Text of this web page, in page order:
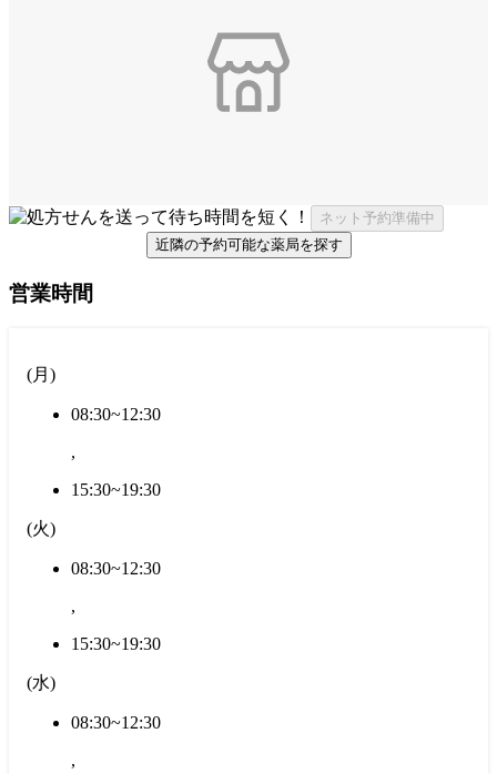
ネット予約準備中
近隣の予約可能な薬局を探す
営業時間
(月 )
08:30~12:30
,
15:30~19:30
(火)
08:30~12:30
,
15:30~19:30
(水)
08:30~12:30
,